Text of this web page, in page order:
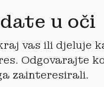
u oči
vas ili djeluje
Odgovarajte
zainteresirali.